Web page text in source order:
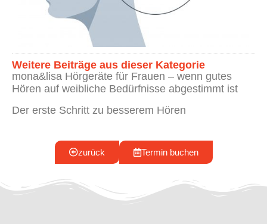
Weitere Beiträge aus dieser Kategorie
mona&lisa Hörgeräte für Frauen – wenn gutes
Hören auf weibliche Bedürfnisse abgestimmt ist
Der erste Schritt zu besserem Hören
zurück Termin buchen